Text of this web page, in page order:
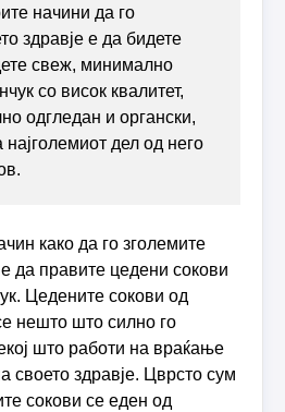
начини да го
здравје е да бидете
свеж, минимално
со висок квалитет,
одгледан и органски,
најголемиот дел од него
како да го зголемите
да правите цедени сокови
Цедените сокови од
нешто што силно го
што работи на враќање
своето здравје. Цврсто сум
сокови се еден од